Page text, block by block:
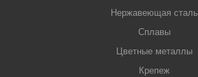
Нержавеющая сталь
Сплавы
Цветные металлы
Крепеж